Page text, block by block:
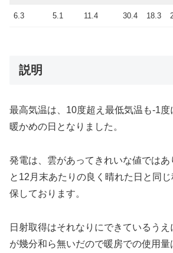
6.3 5.1 11.4 30.4 18.3
説明
最高気温は、10度超え最低気温も-1度
暖かめの日となりました。
発電は、雲があってきれいな値では
と12月末あたりの良く晴れた日と同
保しております。
日射取得はそれなりにできているう
が幾分和ら無いだので暖房での使用量